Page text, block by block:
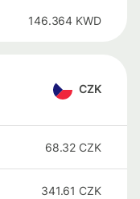
146.364 KWD
CZK
68.32 CZK
341.61 CZK